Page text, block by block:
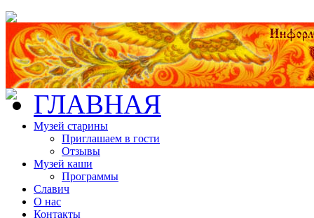
ГЛАВНАЯ
Музей старины
Приглашаем в гости
Отзывы
Музей каши
Программы
Славич
О нас
Контакты